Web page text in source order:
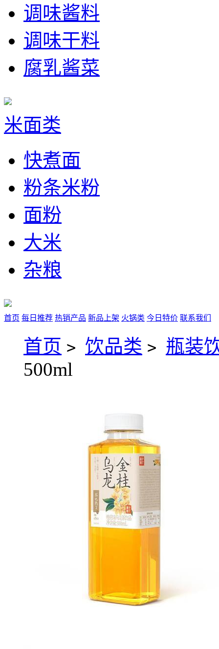
调味酱料
调味干料
腐乳酱菜
米面类
快煮面
粉条米粉
面粉
大米
杂粮
首页 每日推荐 热销产品 新品上架 火锅类 今日特价 联系我们
首页 > 饮品类 > 瓶装
500ml